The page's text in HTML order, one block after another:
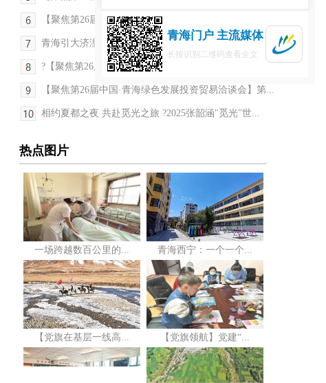
【聚焦第26届中国·青海绿色发展投资贸易洽谈会】青...
青海引大济湟工程全面竣工投入运行
?【聚焦第26届中国·青海绿色发展投资贸易洽谈会】...
【聚焦第26届中国·青海绿色发展投资贸易洽谈会】第...
相约夏都之夜 共赴觅光之旅 ?2025张韶涵"觅光"世...
热点图片
一场跨越数百公里的... 青海西宁：一个一个...
【党旗在基层一线高... 【党旗领航】党建“...
青海门户 主流媒体
长按识别二维码查看全文